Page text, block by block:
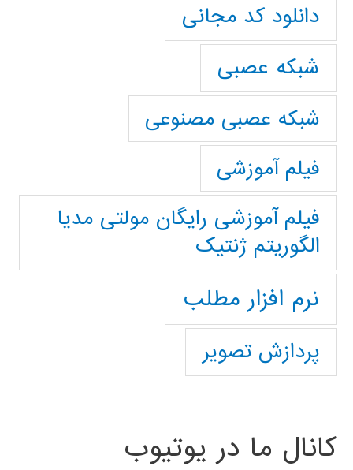
دانلود کد مجانی
شبکه عصبی
شبکه عصبی مصنوعی
فیلم آموزشی
فیلم آموزشی رایگان مولتی مدیا
الگوریتم ژنتیک
نرم افزار مطلب
پردازش تصویر
کانال ما در یوتیوب